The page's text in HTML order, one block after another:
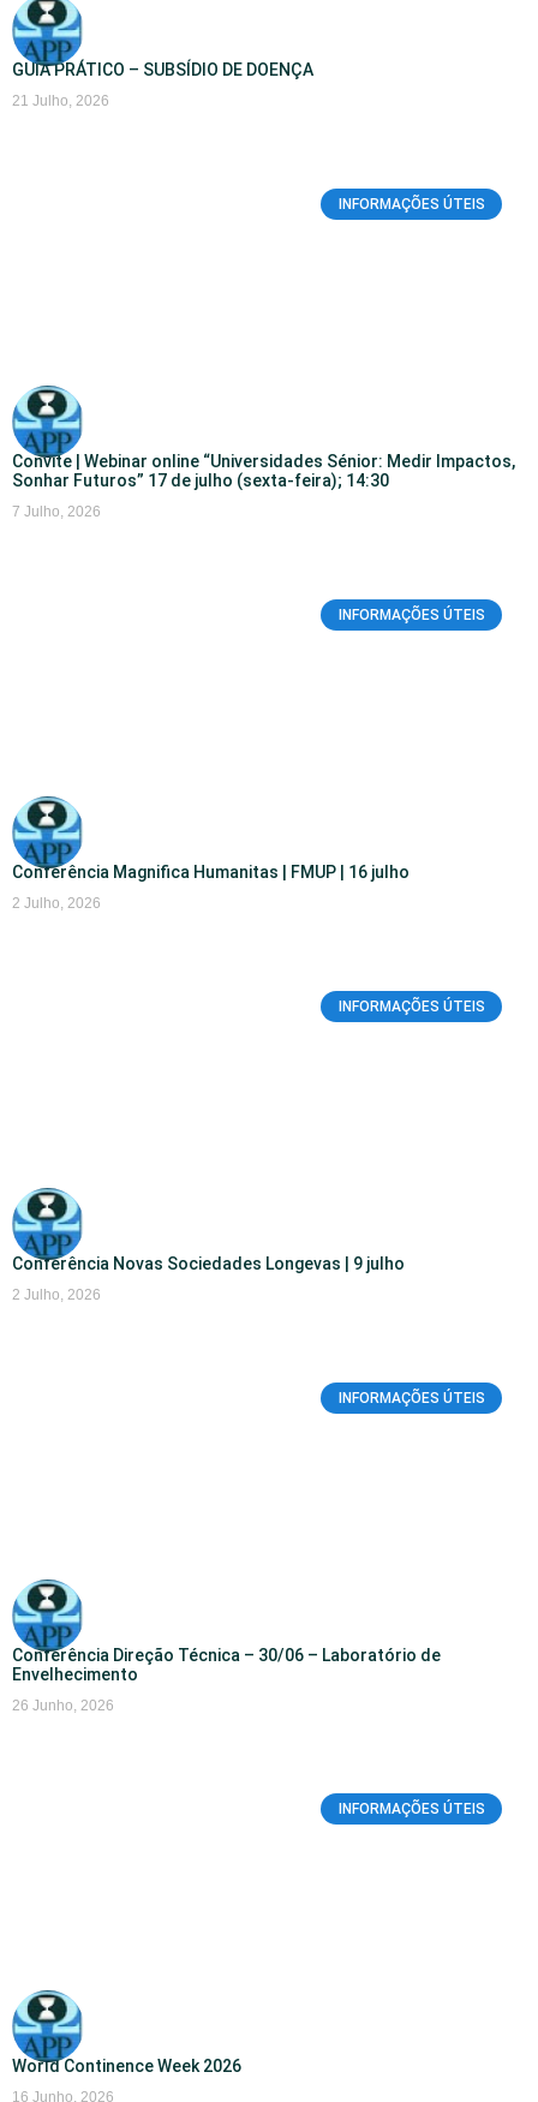
GUIA PRÁTICO – SUBSÍDIO DE DOENÇA
21 Julho, 2026
INFORMAÇÕES ÚTEIS
Convite | Webinar online “Universidades Sénior: Medir Impactos,
Sonhar Futuros” 17 de julho (sexta-feira); 14:30
7 Julho, 2026
INFORMAÇÕES ÚTEIS
Conferência Magnifica Humanitas | FMUP | 16 julho
2 Julho, 2026
INFORMAÇÕES ÚTEIS
Conferência Novas Sociedades Longevas | 9 julho
2 Julho, 2026
INFORMAÇÕES ÚTEIS
Conferência Direção Técnica – 30/06 – Laboratório de
Envelhecimento
26 Junho, 2026
INFORMAÇÕES ÚTEIS
World Continence Week 2026
16 Junho, 2026